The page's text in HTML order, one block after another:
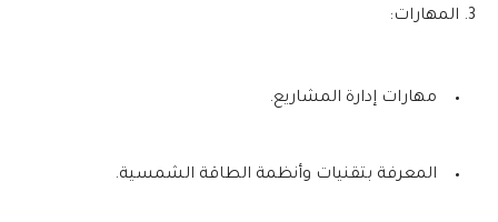
3. المهارات:
مهارات إدارة المشاريع.
المعرفة بتقنيات وأنظمة الطاقة الشمسية.